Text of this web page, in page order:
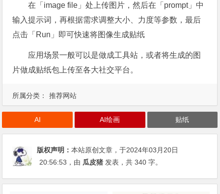
在「image file」处上传图片，然后在「prompt」中
输入提示词，再根据需求调整大小、力度等参数，最后
点击「Run」即可快速将图像生成贴纸
应用场景一般可以是做成工具站，或者将生成的图
片做成贴纸包上传至各大社交平台。
所属分类： 推荐网站
AI AI绘画 贴纸
版权声明：本站原创文章，于2024年03月20日
20:56:53 ，由 瓜皮猪 发表，共 340 字。